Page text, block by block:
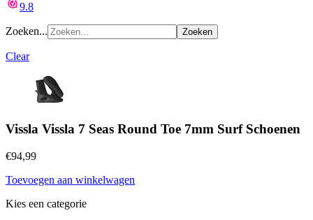
9.8
Zoeken... Zoeken
Clear
Vissla Vissla 7 Seas Round Toe 7mm Surf Schoenen
€94,99
Toevoegen aan winkelwagen
Kies een categorie